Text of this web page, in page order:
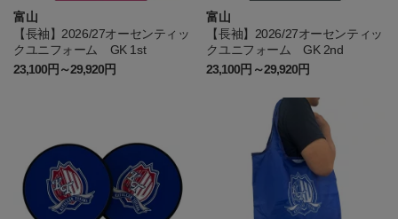
富山
【長袖】2026/27オーセンティッ
クユニフォーム GK 1st
23,100円～29,920円
富山
【長袖】2026/27オーセンティッ
クユニフォーム GK 2nd
23,100円～29,920円